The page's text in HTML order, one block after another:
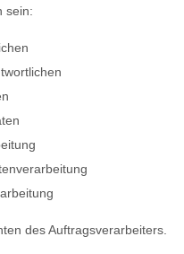
sein:
des Auftragsverarbeiters.